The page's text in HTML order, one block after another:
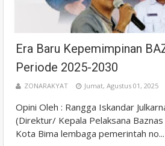
Era Baru Kepemimpinan
Periode 2025-2030
ZONARAKYAT Jumat, Agustus 01, 2025
Opini Oleh : Rangga Iskandar
(Direktur/ Kepala Pelaksana
Kota Bima lembaga pemerintah no...